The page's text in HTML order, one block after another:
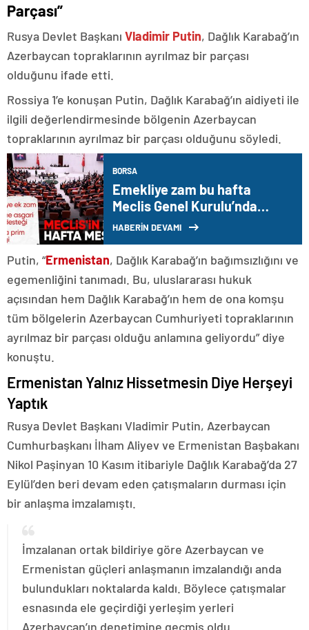
Parçası”
Rusya Devlet Başkanı Vladimir Putin, Dağlık Karabağ’ın
Azerbaycan topraklarının ayrılmaz bir parçası
olduğunu ifade etti.
Rossiya 1’e konuşan Putin, Dağlık Karabağ’ın aidiyeti ile
ilgili değerlendirmesinde bölgenin Azerbaycan
topraklarının ayrılmaz bir parçası olduğunu söyledi.
BORSA
Emekliye zam bu hafta
Meclis Genel Kurulu’nda
görüşülecek
HABERİN DEVAMI
Putin, “Ermenistan, Dağlık Karabağ’ın bağımsızlığını ve
egemenliğini tanımadı. Bu, uluslararası hukuk
açısından hem Dağlık Karabağ’ın hem de ona komşu
tüm bölgelerin Azerbaycan Cumhuriyeti topraklarının
ayrılmaz bir parçası olduğu anlamına geliyordu” diye
konuştu.
Ermenistan Yalnız Hissetmesin Diye Herşeyi
Yaptık
Rusya Devlet Başkanı Vladimir Putin, Azerbaycan
Cumhurbaşkanı İlham Aliyev ve Ermenistan Başbakanı
Nikol Paşinyan 10 Kasım itibariyle Dağlık Karabağ’da 27
Eylül’den beri devam eden çatışmaların durması için
bir anlaşma imzalamıştı.
İmzalanan ortak bildiriye göre Azerbaycan ve
Ermenistan güçleri anlaşmanın imzalandığı anda
bulundukları noktalarda kaldı. Böylece çatışmalar
esnasında ele geçirdiği yerleşim yerleri
Azerbaycan’ın denetimine geçmiş oldu.